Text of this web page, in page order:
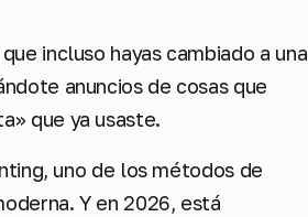
incluso hayas cambiado a una
anuncios de cosas que
que ya usaste.
uno de los métodos de
Y en 2026, está